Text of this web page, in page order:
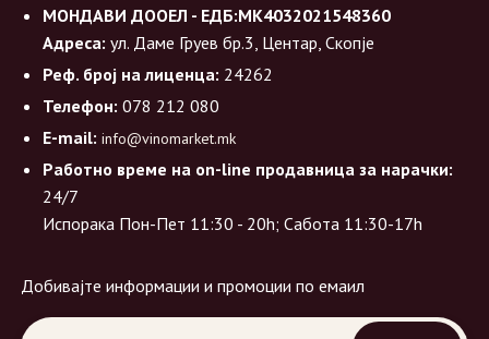
МОНДАВИ ДООЕЛ - ЕДБ:МК4032021548360
Адреса: ул. Даме Груев бр.3, Центар, Скопје
Реф. број на лиценца: 24262
Телефон: 078 212 080
E-mail: info@vinomarket.mk
Работно време на on-line продавница за нарачки:
24/7
Испорака Пон-Пет 11:30 - 20h; Сабота 11:30-17h
Добивајте информации и промоции по емаил